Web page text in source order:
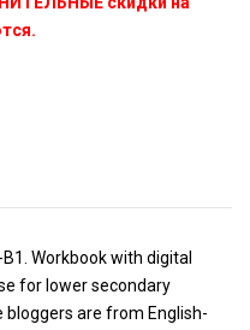
Workbook with digital
for lower secondary
are from English-